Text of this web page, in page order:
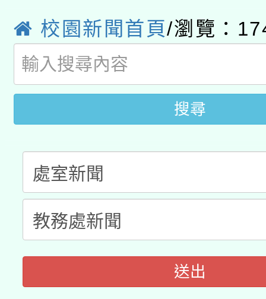
用水績優單位及節水達
動」
桃園市孔廟祈福系列
開 智慧啟航」
2026年桃園地景藝術
校園新聞首頁/瀏覽：
搜尋
送出